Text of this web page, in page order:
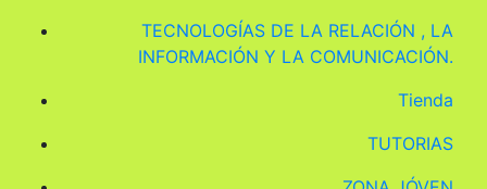
TECNOLOGÍAS DE LA RELACIÓN , LA
INFORMACIÓN Y LA COMUNICACIÓN.
Tienda
TUTORIAS